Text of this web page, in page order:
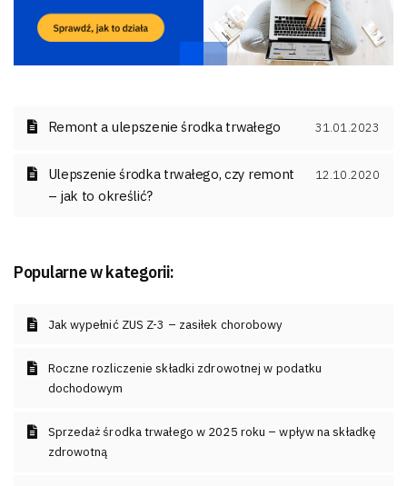
Remont a ulepszenie środka trwałego 31.01.2023
Ulepszenie środka trwałego, czy remont
– jak to określić?
12.10.2020
Popularne w kategorii:
Jak wypełnić ZUS Z-3 – zasiłek chorobowy
Roczne rozliczenie składki zdrowotnej w podatku
dochodowym
Sprzedaż środka trwałego w 2025 roku – wpływ na składkę
zdrowotną